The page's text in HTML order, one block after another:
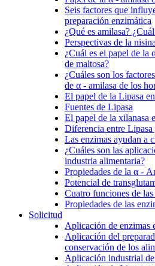
Seis factores que
preparación enzimática
¿Qué es amilasa?
Perspectivas de la
¿Cuál es el papel de la
de maltosa?
¿Cuáles son los
de α - amilasa de los
El papel de la Lipasa
Fuentes de Lipasa
El papel de la xilanasa
Diferencia entre
Las enzimas ayudan a
¿Cuáles son las
industria alimentaria?
Propiedades de la α -
Potencial de
Cuatro funciones de
Propiedades de las
Solicitud
Aplicación de enzimas
Aplicación del
conservación de los
Aplicación industrial